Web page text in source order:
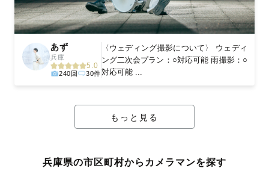
あず
兵庫
5.0
240回 30件
〈ウェディング撮影について〉 ウェディ
ング二次会プラン：○対応可能 雨撮影：○
対応可能 ...
もっと見る
兵庫県の市区町村からカメラマンを探す